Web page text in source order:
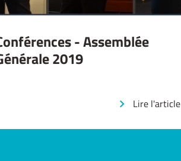
- Assemblée
2019
Lire l'article